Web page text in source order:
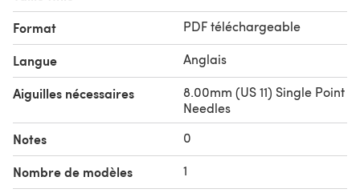
Format PDF téléchargeable
Langue Anglais
Aiguilles nécessaires
8.00mm (US 11) Single Point
Needles
Notes 0
Nombre de modèles 1